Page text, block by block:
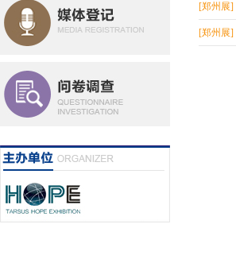
[郑州展]
[郑州展]